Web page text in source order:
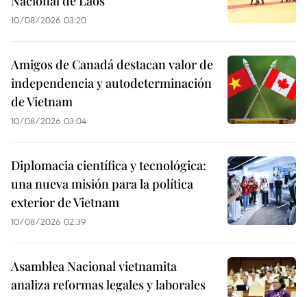
10/08/2026 03:20
Amigos de Canadá destacan valor de
independencia y autodeterminación
de Vietnam
10/08/2026 03:04
Diplomacia científica y tecnológica:
una nueva misión para la política
exterior de Vietnam
10/08/2026 02:39
Asamblea Nacional vietnamita
analiza reformas legales y laborales